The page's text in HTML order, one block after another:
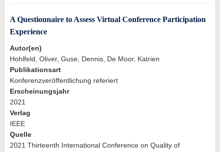
A Questionnaire to Assess Virtual Conference Participation
Experience
Autor(en)
Hohlfeld, Oliver, Guse, Dennis, De Moor, Katrien
Publikationsart
Konferenzveröffentlichung referiert
Erscheinungsjahr
2021
Verlag
IEEE
Quelle
2021 Thirteenth International Conference on Quality of